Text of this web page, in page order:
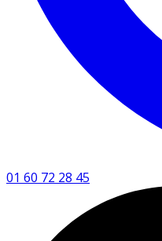
01 60 72 28 45